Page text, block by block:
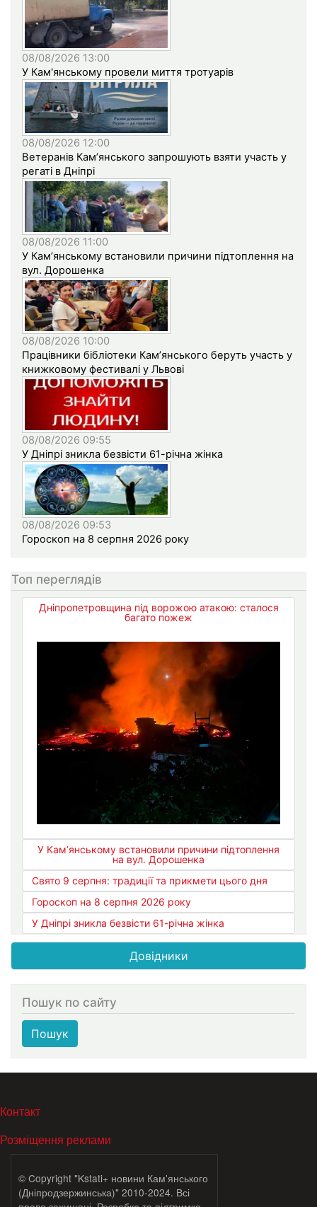
08/08/2026 13:00
У Кам'янському провели миття тротуарів
08/08/2026 12:00
Ветеранів Кам’янського запрошують взяти участь у
регаті в Дніпрі
08/08/2026 11:00
У Кам’янському встановили причини підтоплення на
вул. Дорошенка
08/08/2026 10:00
Працівники бібліотеки Кам’янського беруть участь у
книжковому фестивалі у Львові
08/08/2026 09:55
У Дніпрі зникла безвісти 61-річна жінка
08/08/2026 09:53
Гороскоп на 8 серпня 2026 року
Топ переглядів
Дніпропетровщина під ворожою атакою: сталося
багато пожеж
У Кам’янському встановили причини підтоплення
на вул. Дорошенка
Свято 9 серпня: традиції та прикмети цього дня
Гороскоп на 8 серпня 2026 року
У Дніпрі зникла безвісти 61-річна жінка
Довідники
Пошук по сайту
Пошук
МЕНЮ В ПОДВАЛЕ
Контакт
Розміщення реклами
© Copyright "Kstati+ новини Кам'янського
(Дніпродзержинська)" 2010-2024. Всі